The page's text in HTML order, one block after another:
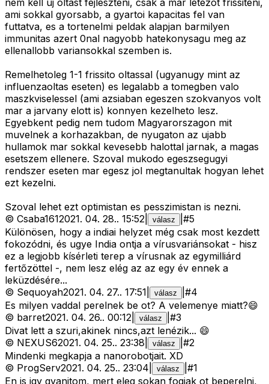
nem kell uj oltast fejleszteni, csak a mar letezot frissiteni,
ami sokkal gyorsabb, a gyartoi kapacitas fel van
futtatva, es a tortenelmi peldak alapjan barmilyen
immunitas azert 0nal nagyobb hatekonysagu meg az
ellenallobb variansokkal szemben is.
Remelhetoleg 1-1 frissito oltassal (ugyanugy mint az
influenzaoltas eseten) es legalabb a tomegben valo
maszkviselessel (ami azsiaban egeszen szokvanyos volt
mar a jarvany elott is) konnyen kezelheto lesz.
Egyebkent pedig nem tudom Magyarorszagon mit
muvelnek a korhazakban, de nyugaton az ujabb
hullamok mar sokkal kevesebb halottal jarnak, a magas
esetszem ellenere. Szoval mukodo egeszsegugyi
rendszer eseten mar egesz jol megtanultak hogyan lehet
ezt kezelni.
Szoval lehet ezt optimistan es pesszimistan is nezni.
© Csaba1612021. 04. 28.. 15:52 válasz #5
Különösen, hogy a indiai helyzet még csak most kezdett
fokozódni, és ugye India ontja a vírusvariánsokat - hisz
ez a legjobb kísérleti terep a vírusnak az egymilliárd
fertőzöttel -, nem lesz elég az az egy év ennek a
leküzdésére...
© Sequoyah2021. 04. 27.. 17:51 válasz #4
Es milyen vaddal perelnek be ot? A velemenye miatt?😄
© barret2021. 04. 26.. 00:12 válasz #3
Divat lett a szuri,akinek nincs,azt lenézik... 😄
© NEXUS62021. 04. 25.. 23:38 válasz #2
Mindenki megkapja a nanorobotjait. XD
© ProgServ2021. 04. 25.. 23:04 válasz #1
En is igy gyanitom, mert eleg sokan fogjak ot beperelni,